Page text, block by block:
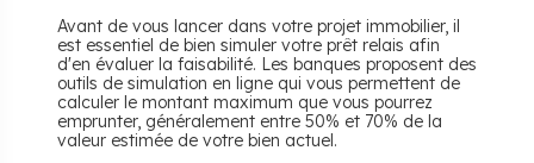
Avant de vous lancer dans votre projet immobilier, il
est essentiel de bien simuler votre prêt relais afin
d'en évaluer la faisabilité. Les banques proposent des
outils de simulation en ligne qui vous permettent de
calculer le montant maximum que vous pourrez
emprunter, généralement entre 50% et 70% de la
valeur estimée de votre bien actuel.